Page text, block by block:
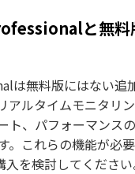
と無料
は無料版にはない追
アルタイムモニタリ
ト、パフォーマンス
。これらの機能が必要
を検討してください